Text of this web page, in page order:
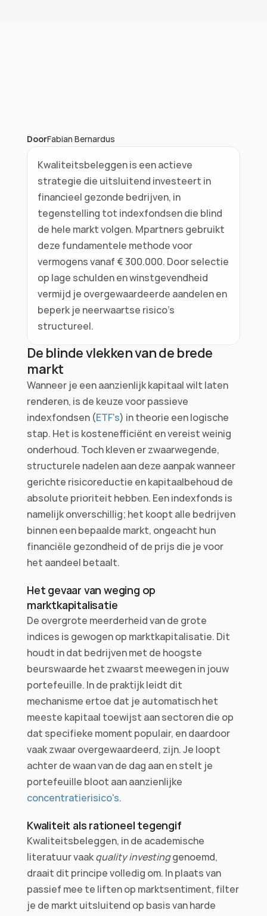
DoorFabian Bernardus
Kwaliteitsbeleggen is een actieve
strategie die uitsluitend investeert in
financieel gezonde bedrijven, in
tegenstelling tot indexfondsen die blind
de hele markt volgen. Mpartners gebruikt
deze fundamentele methode voor
vermogens vanaf € 300.000. Door selectie
op lage schulden en winstgevendheid
vermijd je overgewaardeerde aandelen en
beperk je neerwaartse risico's
structureel.
De blinde vlekken van de brede
markt
Wanneer je een aanzienlijk kapitaal wilt laten
renderen, is de keuze voor passieve
indexfondsen (ETF's) in theorie een logische
stap. Het is kostenefficiënt en vereist weinig
onderhoud. Toch kleven er zwaarwegende,
structurele nadelen aan deze aanpak wanneer
gerichte risicoreductie en kapitaalbehoud de
absolute prioriteit hebben. Een indexfonds is
namelijk onverschillig; het koopt alle bedrijven
binnen een bepaalde markt, ongeacht hun
financiële gezondheid of de prijs die je voor
het aandeel betaalt.
Het gevaar van weging op
marktkapitalisatie
De overgrote meerderheid van de grote
indices is gewogen op marktkapitalisatie. Dit
houdt in dat bedrijven met de hoogste
beurswaarde het zwaarst meewegen in jouw
portefeuille. In de praktijk leidt dit
mechanisme ertoe dat je automatisch het
meeste kapitaal toewijst aan sectoren die op
dat specifieke moment populair, en daardoor
vaak zwaar overgewaardeerd, zijn. Je loopt
achter de waan van de dag aan en stelt je
concentratierisico's.
Kwaliteit als rationeel tegengif
Kwaliteitsbeleggen, in de academische
literatuur vaak quality investing genoemd,
draait dit principe volledig om. In plaats van
passief mee te liften op marktsentiment, filter
je de markt uitsluitend op basis van harde